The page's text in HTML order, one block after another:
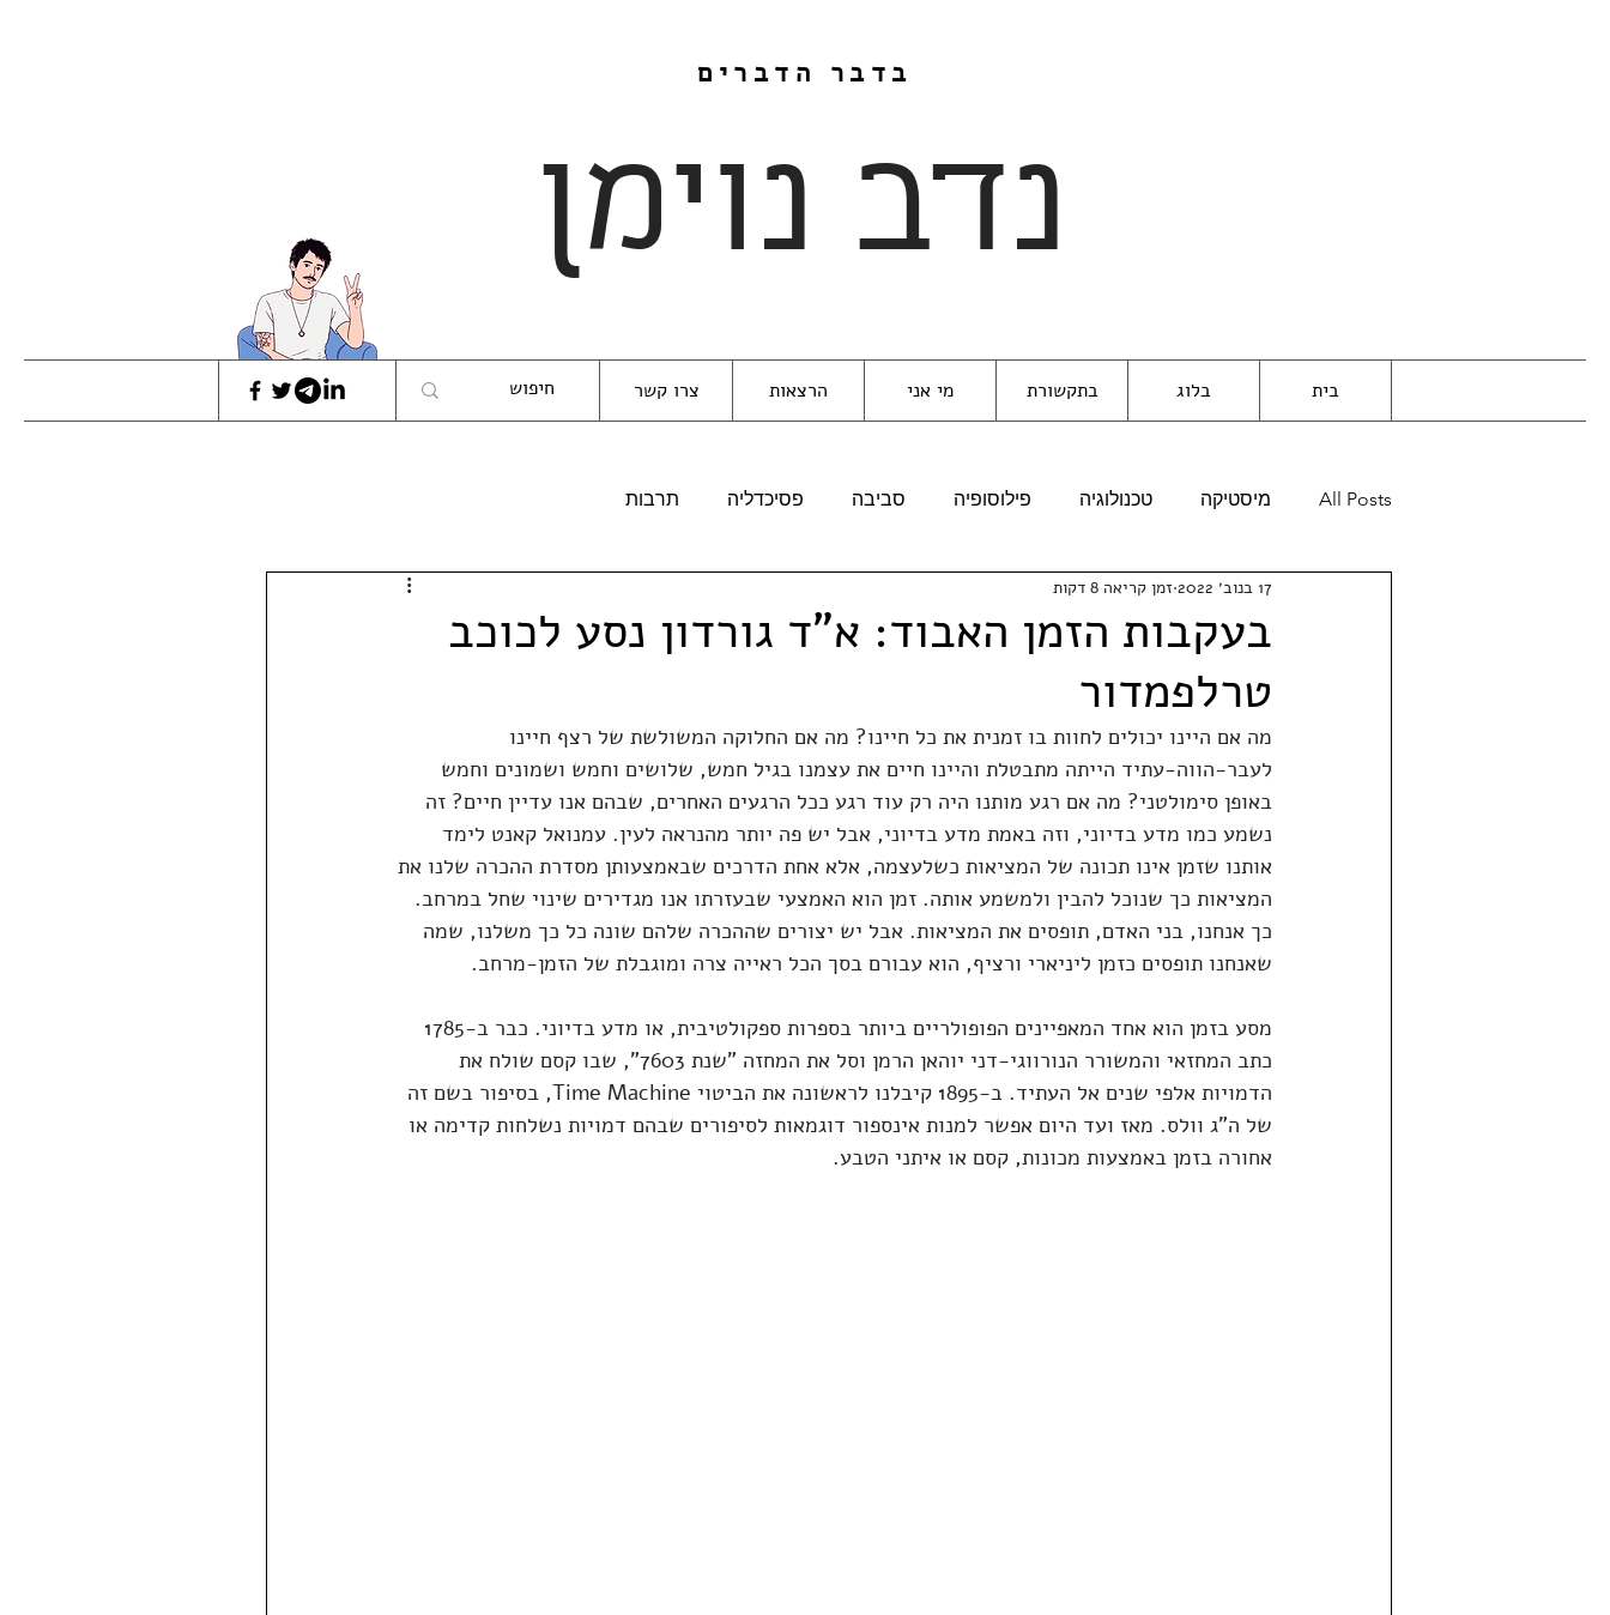
בדבר הדברים
נדב נוימן
בית בלוג בתקשורת מי אני הרצאות צרו קשר
All Posts מיסטיקה טכנולוגיה פילוסופיה סביבה פסיכדליה תרבות
בעקבות הזמן האבוד: א"ד גורדון נסע לכוכב
טרלפמדור
17 בנוב׳ 2022 זמן קריאה 8 דקות
מה אם היינו יכולים לחוות בו זמנית את כל חיינו? מה אם החלוקה המשולשת של רצף חיינו
לעבר-הווה-עתיד הייתה מתבטלת והיינו חיים את עצמנו בגיל חמש, שלושים וחמש ושמונים וחמש
באופן סימולטני? מה אם רגע מותנו היה רק עוד רגע ככל הרגעים האחרים, שבהם אנו עדיין חיים? זה
נשמע כמו מדע בדיוני, וזה באמת מדע בדיוני, אבל יש פה יותר מהנראה לעין. עמנואל קאנט לימד
אותנו שזמן אינו תכונה של המציאות כשלעצמה, אלא אחת הדרכים שבאמצעותן מסדרת ההכרה שלנו את
המציאות כך שנוכל להבין ולמשמע אותה. זמן הוא האמצעי שבעזרתו אנו מגדירים שינוי שחל במרחב.
כך אנחנו, בני האדם, תופסים את המציאות. אבל יש יצורים שההכרה שלהם שונה כל כך משלנו, שמה
שאנחנו תופסים כזמן ליניארי ורציף, הוא עבורם בסך הכל ראייה צרה ומוגבלת של הזמן-מרחב.
כתב המחזאי והמשורר הנורווגי-דני יוהאן הרמן וסל את המחזה "שנת 7603", שבו קסם שולח את
הדמויות אלפי שנים אל העתיד. ב-1895 קיבלנו לראשונה את הביטוי Time Machine, בסיפור בשם זה
של ה"ג וולס. מאז ועד היום אפשר למנות אינספור דוגמאות לסיפורים שבהם דמויות נשלחות קדימה או
אחורה בזמן באמצעות מכונות, קסם או איתני הטבע.